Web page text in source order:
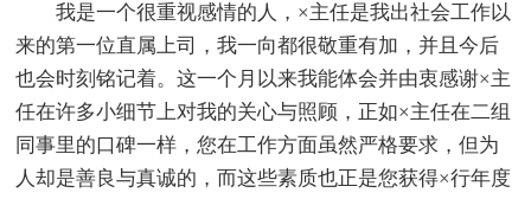
我是一个很重视感情的人，×主任是我出社会工作以
来的第一位直属上司，我一向都很敬重有加，并且今后
也会时刻铭记着。这一个月以来我能体会并由衷感谢×主
任在许多小细节上对我的关心与照顾，正如×主任在二组
同事里的口碑一样，您在工作方面虽然严格要求，但为
人却是善良与真诚的，而这些素质也正是您获得×行年度